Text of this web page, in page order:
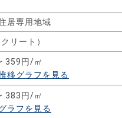
居専用地域
リート）
359円/㎡
移グラフを見る
383円/㎡
ラフを見る